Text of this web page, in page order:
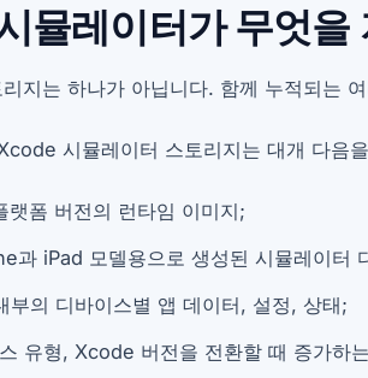
뮬레이터가 무엇을
지는 하나가 아닙니다. 함께 누적되는
시뮬레이터 스토리지는 대개 다음
랫폼 버전의 런타임 이미지;
과 iPad 모델용으로 생성된 시뮬레이터
부의 디바이스별 앱 데이터, 설정, 상태;
유형, Xcode 버전을 전환할 때 증가하